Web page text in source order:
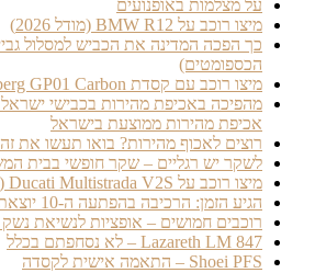
על מצלמות באופנועים
מיצו רוכב על BMW R12 (מודל 2026)
כך הפכה המדינה את הכביש למסלול
הכספומטים)
מיצו רוכב עם קסדת Caberg GP01 Carbon
מהפיכה באכיפת מהירות בכבישי
אכיפת מהירות ממוצעת בישראל
רוצים לאכוף מהירות? בואו תעשו את
לשקר יש רגליים – שקר חופשי בבית
מיצו רוכב על Ducati Multistrada V2S (מודל 2025)
הגיע הזמן: הרכיבה בהפתעה ה-10 יוצאת לדרך!
רוכבים חמושים – אופציות לנשיאת
Lazareth LM 847 – לא נסחפתם בכלל
Shoei PFS – התאמה אישית לקסדה